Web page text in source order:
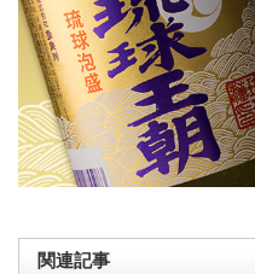
関連記事